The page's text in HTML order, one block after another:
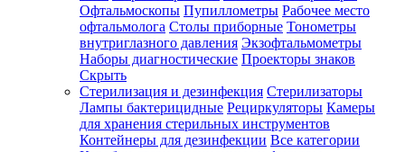
Офтальмоскопы Пупиллометры Рабочее место
офтальмолога Столы приборные Тонометры
внутриглазного давления Экзофтальмометры
Наборы диагностические Проекторы знаков
Скрыть
Стерилизация и дезинфекция Стерилизаторы
Лампы бактерицидные Рециркуляторы Камеры
для хранения стерильных инструментов
Контейнеры для дезинфекции Все категории